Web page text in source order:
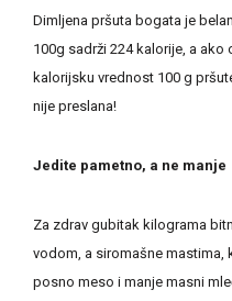
Dimljena pršuta bogata je
100g sadrži 224 kalorije, a
kalorijsku vrednost 100 g
nije preslana!
Jedite pametno, a ne manje
Za zdrav gubitak kilograma
vodom, a siromašne mastima,
posno meso i manje masni